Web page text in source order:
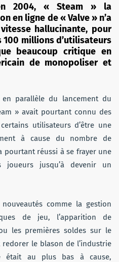
2004, « Steam » la
en ligne de « Valve » n’a
hallucinante, pour
100 millions d’utilisateurs
beaucoup critique en
de monopoliser et
parallèle du lancement du
» avait pourtant connu des
utilisateurs d’être une
à cause du nombre de
pourtant réussi à se frayer une
jusqu’à devenir un
comme la gestion
de jeu, l’apparition de
les premières soldes sur le
le blason de l’industrie
était au plus bas à cause,